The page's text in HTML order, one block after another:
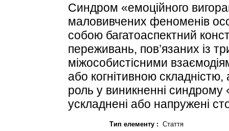
Синдром «емоційного
маловивчених феноменів
собою багатоаспектний
переживань, пов’язаних із
міжособистісними
або когнітивною
роль у виникненні синдрому
ускладнені або напружені
Тип елементу : Стаття